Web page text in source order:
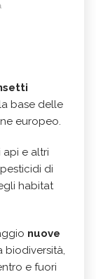
base delle
europeo.
api e altri
di
habitat
nuove
biodiversità,
e fuori